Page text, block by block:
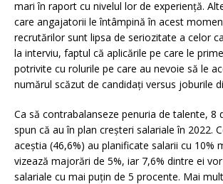
mari în raport cu nivelul lor de experiență.
care angajatorii le întâmpină în acest
recrutărilor sunt lipsa de seriozitate a celor
la interviu, faptul că aplicările pe care le
potrivite cu rolurile pe care au nevoie să le
numărul scăzut de candidați versus joburile
Ca să contrabalanseze penuria de talente, 8
spun că au în plan creșteri salariale în 2022.
aceștia (46,6%) au planificate salarii cu 10%
vizează majorări de 5%, iar 7,6% dintre ei
salariale cu mai puțin de 5 procente. Mai